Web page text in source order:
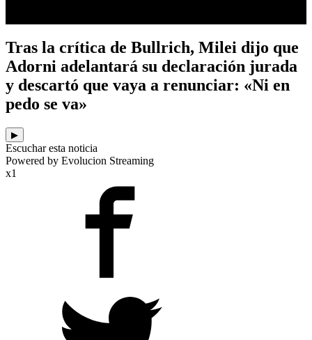
Tras la crítica de Bullrich, Milei dijo que
Adorni adelantará su declaración jurada
y descartó que vaya a renunciar: «Ni en
pedo se va»
▶
Escuchar esta noticia
Powered by Evolucion Streaming